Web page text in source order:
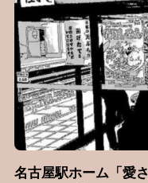
名古屋駅ホーム「愛